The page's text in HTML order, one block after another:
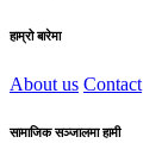
हाम्रो बारेमा
About us Contact
सामाजिक सञ्जालमा हामी